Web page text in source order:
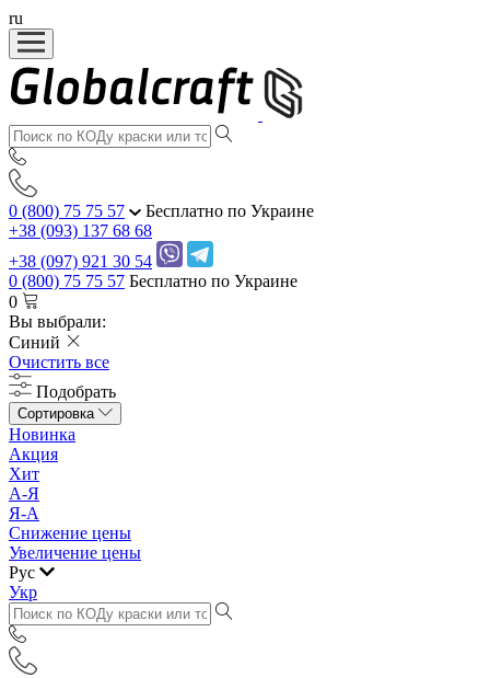
ru
0 (800) 75 75 57
Бесплатно по Украине
+38 (093) 137 68 68
+38 (097) 921 30 54
0 (800) 75 75 57 Бесплатно по Украине
0
Вы выбрали:
Синий
Очистить все
Подобрать
Сортировка
Новинка
Акция
Хит
А-Я
Я-А
Снижение цены
Увеличение цены
Рус
Укр